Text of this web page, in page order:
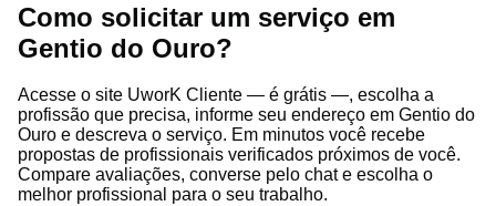
Como solicitar um serviço em
Gentio do Ouro?
Acesse o site UworK Cliente — é grátis —, escolha a
profissão que precisa, informe seu endereço em Gentio do
Ouro e descreva o serviço. Em minutos você recebe
propostas de profissionais verificados próximos de você.
Compare avaliações, converse pelo chat e escolha o
melhor profissional para o seu trabalho.